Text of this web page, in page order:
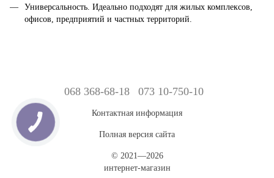
Универсальность. Идеально подходят для жилых комплексов,
офисов, предприятий и частных территорий.
068 368-68-18 073 10-750-10
Контактная информация
Полная версия сайта
© 2021—2026
интернет-магазин